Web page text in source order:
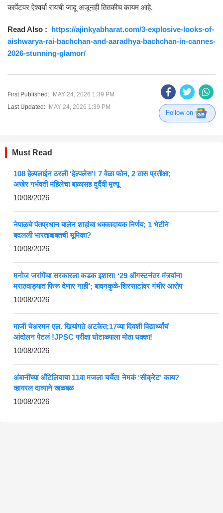
कार्पेटवर ऐश्वर्या रायची जादू अजूनही तितकीच कायम आहे.
Read Also : https://ajinkyabharat.com/3-explosive-looks-of-
aishwarya-rai-bachchan-and-aaradhya-bachchan-in-cannes-
2026-stunning-glamor/
First Published: MAY 24, 2026 1:39 PM
Last Updated: MAY 24, 2026 1:39 PM
Follow on
Must Read
108 हेल्पलाईन ठरली ‘हेल्पलेस’! 7 वेळा फोन, 2 तास प्रतीक्षा;
अखेर गर्भवती महिलेचा बाळासह दुर्दैवी मृत्यू
10/08/2026
नेपाळचे पंतप्रधान बालेन शाहांचा धक्कादायक निर्णय; 1 भेटीने
बदलली भारताबाबतची भूमिका?
10/08/2026
मनोज जरांगेंचा सरकारला कडक इशारा! ‘29 ऑगस्टनंतर मंत्र्यांना
मराठवाड्यात फिरू देणार नाही’; बावनकुळे-शिरसाटांवर गंभीर आरोप
10/08/2026
माजी चेअरमन एल. खियांगते अटकेत;17व्या दिवशी विद्यार्थ्यांचं
आंदोलन पेटलं !JPSC परीक्षा घोटाळ्याला मोठा धक्का!
10/08/2026
अंबानींच्या अँटिलियाचा 11वा मजला चर्चेत! नेमकं ‘सीक्रेट’ काय?
व्हायरल दाव्याने खळबळ
10/08/2026